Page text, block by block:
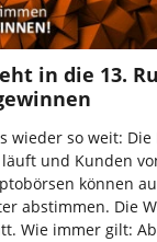
in die 13.
wieder so weit:
und Kunden
können
abstimmen. Die
Wie immer gilt: